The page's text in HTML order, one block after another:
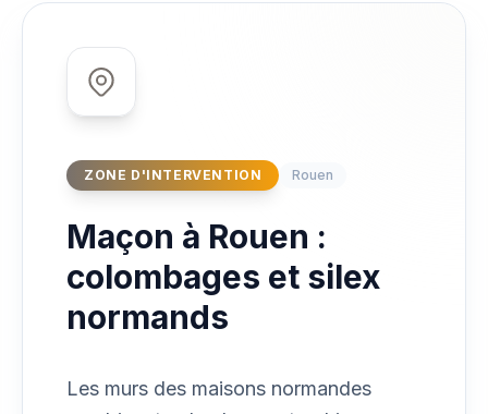
ZONE D'INTERVENTION Rouen
Maçon à Rouen :
colombages et silex
normands
Les murs des maisons normandes